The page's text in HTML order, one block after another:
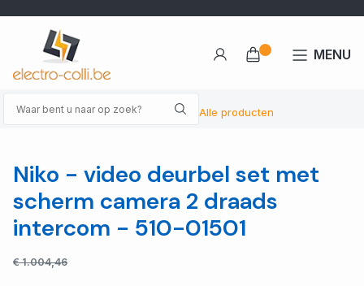
Alle producten
MENU
Niko - video deurbel set met
scherm camera 2 draads
intercom - 510-01501
€ 1.004,46